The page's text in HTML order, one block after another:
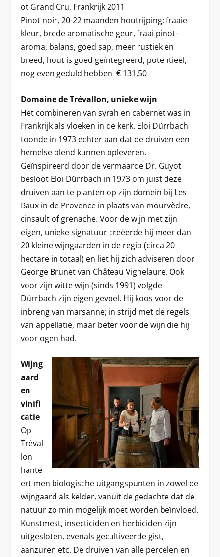
ot Grand Cru, Frankrijk 2011
Pinot noir, 20-22 maanden houtrijping; fraaie
kleur, brede aromatische geur, fraai pinot-
aroma, balans, goed sap, meer rustiek en
breed, hout is goed geïntegreerd, potentieel,
nog even geduld hebben € 131,50
Domaine de Trévallon, unieke wijn
Het combineren van syrah en cabernet was in
Frankrijk als vloeken in de kerk. Eloi Dürrbach
toonde in 1973 echter aan dat de druiven een
hemelse blend kunnen opleveren.
Geïnspireerd door de vermaarde Dr. Guyot
besloot Eloi Dürrbach in 1973 om juist deze
druiven aan te planten op zijn domein bij Les
Baux in de Provence in plaats van mourvèdre,
cinsault of grenache. Voor de wijn met zijn
eigen, unieke signatuur creëerde hij meer dan
20 kleine wijngaarden in de regio (circa 20
hectare in totaal) en liet hij zich adviseren door
George Brunet van Château Vignelaure. Ook
voor zijn witte wijn (sinds 1991) volgde
Dürrbach zijn eigen gevoel. Hij koos voor de
inbreng van marsanne; in strijd met de regels
van appellatie, maar beter voor de wijn die hij
voor ogen had.
Wijng
aard
en
vinifi
catie
Op
Tréval
lon
hante
ert men biologische uitgangspunten in zowel de
wijngaard als kelder, vanuit de gedachte dat de
natuur zo min mogelijk moet worden beïnvloed.
Kunstmest, insecticiden en herbiciden zijn
uitgesloten, evenals gecultiveerde gist,
aanzuren etc. De druiven van alle percelen en